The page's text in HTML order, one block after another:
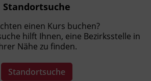
Standortsuche
einen Kurs buchen?
hilft Ihnen, eine Bezirksstelle in
Nähe zu finden.
Standortsuche